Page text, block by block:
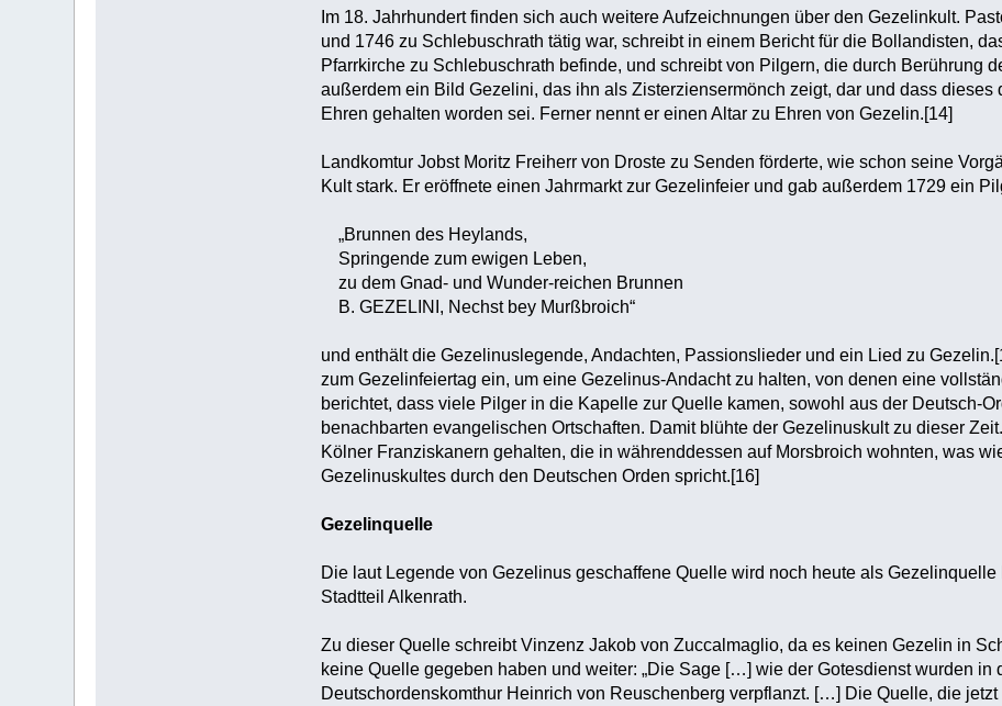
Im 18. Jahrhundert finden sich auch weitere Aufzeichnungen über den Gezelinkult.
und 1746 zu Schlebuschrath tätig war, schreibt in einem Bericht für die Bollandisten,
Pfarrkirche zu Schlebuschrath befinde, und schreibt von Pilgern, die durch Berührung
außerdem ein Bild Gezelini, das ihn als Zisterziensermönch zeigt, dar und dass
Ehren gehalten worden sei. Ferner nennt er einen Altar zu Ehren von Gezelin.[14]
Landkomtur Jobst Moritz Freiherr von Droste zu Senden förderte, wie schon seine
Kult stark. Er eröffnete einen Jahrmarkt zur Gezelinfeier und gab außerdem 1729 ein
„Brunnen des Heylands,
Springende zum ewigen Leben,
zu dem Gnad- und Wunder-reichen Brunnen
B. GEZELINI, Nechst bey Murßbroich“
und enthält die Gezelinuslegende, Andachten, Passionslieder und ein Lied zu
zum Gezelinfeiertag ein, um eine Gezelinus-Andacht zu halten, von denen eine
berichtet, dass viele Pilger in die Kapelle zur Quelle kamen, sowohl aus der Deutsch-
benachbarten evangelischen Ortschaften. Damit blühte der Gezelinuskult zu dieser
Kölner Franziskanern gehalten, die in währenddessen auf Morsbroich wohnten, was
Gezelinuskultes durch den Deutschen Orden spricht.[16]
Gezelinquelle
Die laut Legende von Gezelinus geschaffene Quelle wird noch heute als
Stadtteil Alkenrath.
Zu dieser Quelle schreibt Vinzenz Jakob von Zuccalmaglio, da es keinen Gezelin in
keine Quelle gegeben haben und weiter: „Die Sage […] wie der Gotesdienst wurden in
Deutschordenskomthur Heinrich von Reuschenberg verpflanzt. […] Die Quelle, die